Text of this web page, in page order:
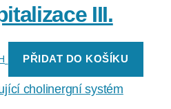
III.
PŘIDAT DO KOŠÍKU